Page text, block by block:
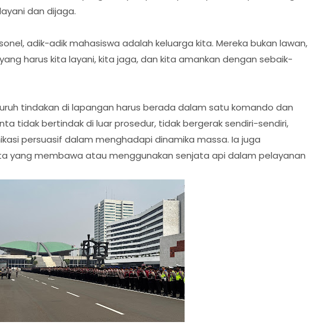
dan dijaga.
adik-adik mahasiswa adalah keluarga kita. Mereka bukan lawan,
harus kita layani, kita jaga, dan kita amankan dengan sebaik-
tindakan di lapangan harus berada dalam satu komando dan
tidak bertindak di luar prosedur, tidak bergerak sendiri-sendiri,
persuasif dalam menghadapi dinamika massa. Ia juga
yang membawa atau menggunakan senjata api dalam pelayanan